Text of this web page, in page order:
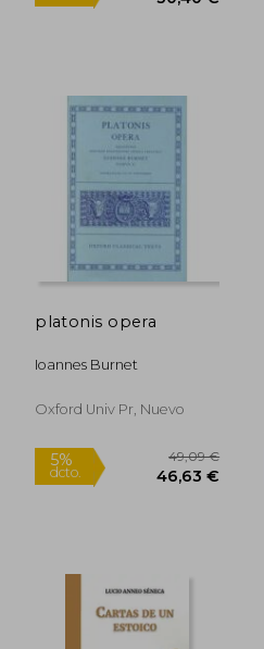
5%
dcto. 30,40 €
platonis opera
Ioannes Burnet
Oxford Univ Pr, Nuevo